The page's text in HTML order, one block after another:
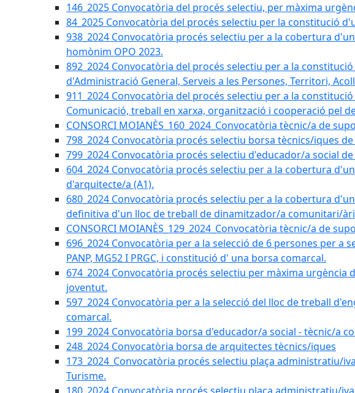
146_2025 Convocatòria del procés selectiu, per màxima
84_2025 Convocatòria del procés selectiu per la constitució
938_2024 Convocatòria procés selectiu per a la cobertura
homònim OPO 2023.
892_2024 Convocatòria del procés selectiu per a la
d'Administració General, Serveis a les Persones, Territori,
911_2024 Convocatòria del procés selectiu per a la
Comunicació, treball en xarxa, organització i cooperació pel
CONSORCI MOIANÈS_160_2024_Convocatòria tècnic/a de
798_2024 Convocatòria procés selectiu borsa tècnics/iques
799_2024 Convocatòria procés selectiu d'educador/a social
604_2024 Convocatòria procés selectiu per a la cobertura
d'arquitecte/a (A1).
680_2024 Convocatòria procés selectiu per a la cobertura
definitiva d'un lloc de treball de dinamitzador/a comunitari/
CONSORCI MOIANÈS_129_2024_Convocatòria tècnic/a de
696_2024 Convocatòria per a la selecció de 6 persones per
PANP, MG52 I PRGC, i constitució d' una borsa comarcal.
674_2024 Convocatòria procés selectiu per màxima
joventut.
597_2024 Convocatòria per a la selecció del lloc de treball
comarcal.
199_2024 Convocatòria borsa d'educador/a social - tècnic/a
248_2024 Convocatòria borsa de arquitectes tècnics/iques
173_2024_Convocatòria procés selectiu plaça administratiu/
Turisme.